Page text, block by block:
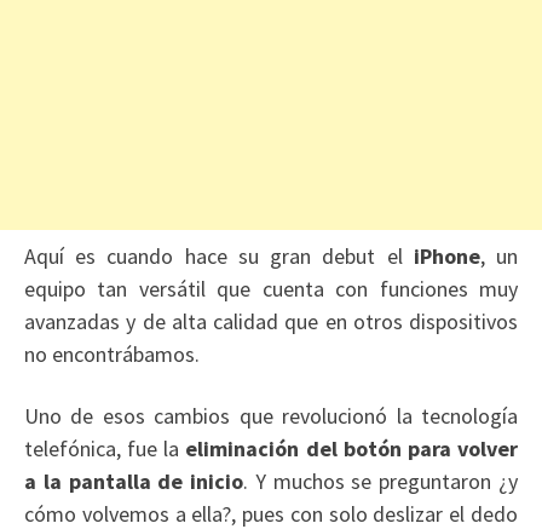
Aquí es cuando hace su gran debut el iPhone, un
equipo tan versátil que cuenta con funciones muy
avanzadas y de alta calidad que en otros dispositivos
no encontrábamos.
Uno de esos cambios que revolucionó la tecnología
telefónica, fue la eliminación del botón para volver
a la pantalla de inicio. Y muchos se preguntaron ¿y
cómo volvemos a ella?, pues con solo deslizar el dedo